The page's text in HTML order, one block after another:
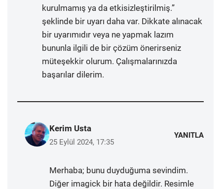
kurulmamış ya da etkisizleştirilmiş.”
şeklinde bir uyarı daha var. Dikkate alınacak
bir uyarımıdır veya ne yapmak lazım
bununla ilgili de bir çözüm önerirseniz
müteşekkir olurum. Çalışmalarınızda
başarılar dilerim.
Kerim Usta
25 Eylül 2024, 17:35
YANITLA
Merhaba; bunu duyduğuma sevindim.
Diğer imagick bir hata değildir. Resimle